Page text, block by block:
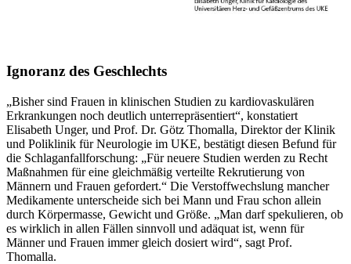
Ignoranz des Geschlechts
„Bisher sind Frauen in klinischen Studien zu kardiovaskulären
Erkrankungen noch deutlich unterrepräsentiert“, konstatiert
Elisabeth Unger, und Prof. Dr. Götz Thomalla, Direktor der Klinik
und Poliklinik für Neurologie im UKE, bestätigt diesen Befund für
die Schlaganfallforschung: „Für neuere Studien werden zu Recht
Maßnahmen für eine gleichmäßig verteilte Rekrutierung von
Männern und Frauen gefordert.“ Die Verstoffwechslung mancher
Medikamente unterscheide sich bei Mann und Frau schon allein
durch Körpermasse, Gewicht und Größe. „Man darf spekulieren, ob
es wirklich in allen Fällen sinnvoll und adäquat ist, wenn für
Männer und Frauen immer gleich dosiert wird“, sagt Prof.
Thomalla.